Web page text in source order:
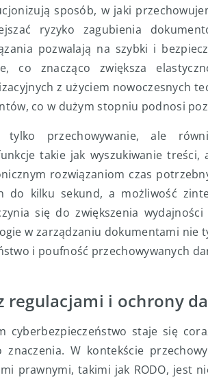
sposób, w jaki
ryzyko zagubienia
pozwalają na szybki i
co znacząco zwiększa
z użyciem nowoczesnych
co w dużym stopniu podnosi
przechowywanie, ale
takie jak wyszukiwanie treści,
rozwiązaniom czas
do kilku sekund, a możliwość
się do zwiększenia wydajności
w zarządzaniu dokumentami nie
i poufność przechowywanych
regulacjami i ochrony
cyberbezpieczeństwo staje się
znaczenia. W kontekście
prawnymi, takimi jak RODO, jest